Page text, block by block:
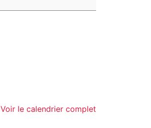
Voir le calendrier complet